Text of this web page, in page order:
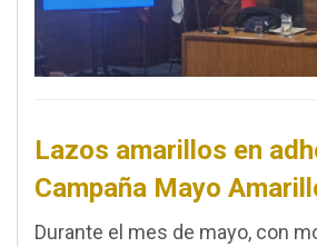
Lazos amarillos en
Campaña Mayo
Durante el mes de mayo, con